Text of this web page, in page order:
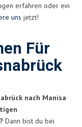
erfahren oder ein
uns jetzt!
Für
nach Manisa
Dann bist du bei